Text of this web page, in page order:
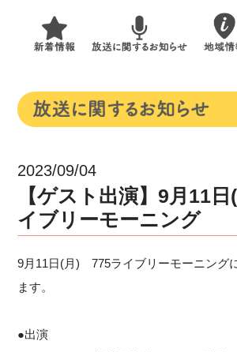
2023/09/04
【ゲスト出演】9月11
イブリーモーニング
9月11日(月) 775ライブリーモーニング
ます。
●出演